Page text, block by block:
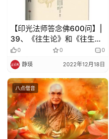
【印光法师答念佛600问】|
39、《往生论》和《往生论
注》的意义是什么？有何特
点？
0 0 0
静瑛 2022年12月18日
八点僧音